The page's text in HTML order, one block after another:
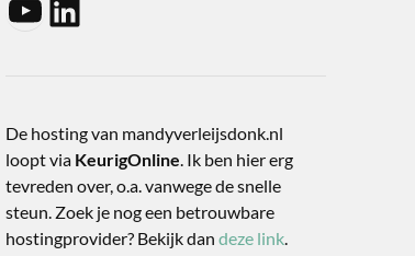
De hosting van mandyverleijsdonk.nl
loopt via KeurigOnline. Ik ben hier erg
tevreden over, o.a. vanwege de snelle
steun. Zoek je nog een betrouwbare
hostingprovider? Bekijk dan deze link.